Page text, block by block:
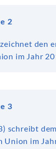
2
den
im Jahr
3
schreibt
Union im